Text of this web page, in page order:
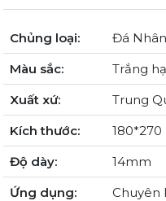
Chủng loại:
Đá
Màu sắc:
Trắng
Xuất xứ:
Trung
Kích thước:
180*270
Độ dày:
14mm
Ứng dụng:
Chuyên